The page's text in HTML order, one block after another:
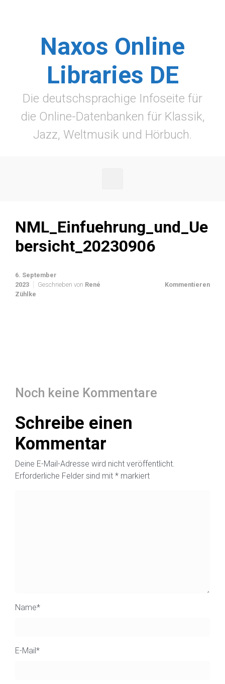
Naxos Online
Libraries DE
Die deutschsprachige Infoseite für
die Online-Datenbanken für Klassik,
Jazz, Weltmusik und Hörbuch.
NML_Einfuehrung_und_Ue
bersicht_20230906
6. September
2023
Geschrieben von René
Zühlke
Kommentieren
Noch keine Kommentare
Schreibe einen
Kommentar
Deine E-Mail-Adresse wird nicht veröffentlicht.
Erforderliche Felder sind mit * markiert
Name*
E-Mail*